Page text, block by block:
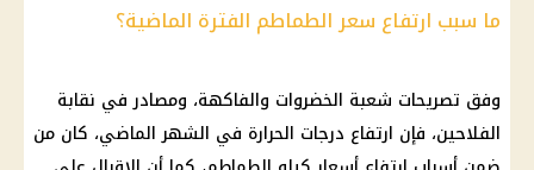
ما سبب ارتفاع سعر الطماطم الفترة الماضية؟
وفق تصريحات شعبة الخضروات والفاكهة، ومصادر في نقابة
الفلاحين، فإن ارتفاع درجات الحرارة في الشهر الماضي، كان من